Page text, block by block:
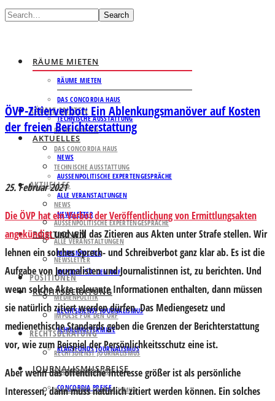
Search
RÄUME MIETEN
RÄUME MIETEN
DAS CONCORDIA HAUS
TECHNISCHE AUSSTATTUNG
AKTUELLES
NEWS
AUSSENPOLITISCHE EXPERTENGESPRÄCHE
ALLE VERANSTALTUNGEN
NEWSLETTER
POSITIONEN
MEDIENPOLITIK
IMPULSE FÜR DEN ORF
RECHTSBERATUNG
RECHTSDIENST JOURNALISMUS
SCHULUNGSTERMINE
KLAGSFONDS JOURNALISMUS
JOURNALISMUSPREISE
CONCORDIA PREISE
RÄUME MIETEN
RÄUME MIETEN
DAS CONCORDIA HAUS
TECHNISCHE AUSSTATTUNG
AKTUELLES
NEWS
AUSSENPOLITISCHE EXPERTENGESPRÄCHE
ALLE VERANSTALTUNGEN
NEWSLETTER
POSITIONEN
MEDIENPOLITIK
IMPULSE FÜR DEN ORF
RECHTSBERATUNG
RECHTSDIENST JOURNALISMUS
SCHULUNGSTERMINE
KLAGSFONDS JOURNALISMUS
ÖVP-Zitierverbot: Ein Ablenkungsmanöver auf Kosten
der freien Berichterstattung
25. Februar 2021
Die ÖVP hat ein Verbot der Veröffentlichung von Ermittlungsakten
angekündigtund will das Zitieren aus Akten unter Strafe stellen. Wir
lehnen ein solches Sprech- und Schreibverbot ganz klar ab. Es ist die
Aufgabe von Journalisten und Journalistinnen ist, zu berichten. Und
wenn solche Akte relevante Informationen enthalten, dann müssen
sie natürlich zitiert werden dürfen. Das Mediengesetz und
medienethische Standards geben die Grenzen der Berichterstattung
vor, wie zum Beispiel der Persönlichkeitsschutz eine ist.
Aber wenn das öffentliche Interesse größer ist als persönliche
Interessen, dann muss natürlich zitiert werden können. Ein solches